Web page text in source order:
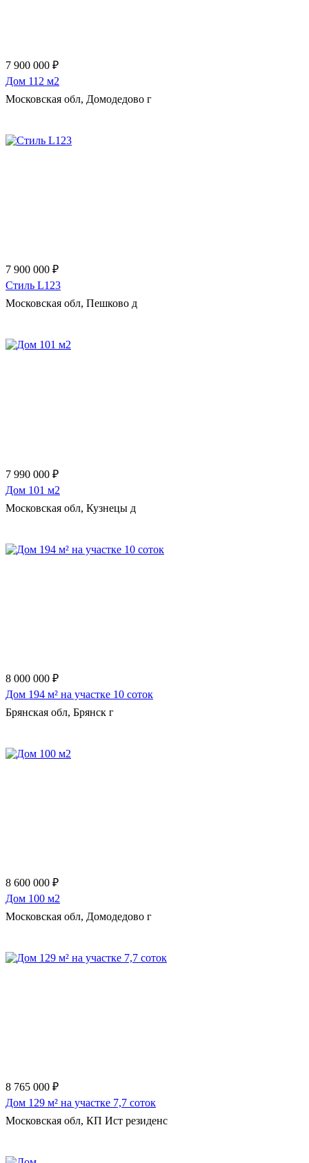
7 900 000 ₽
Дом 112 м2
Московская обл, Домодедово г
7 900 000 ₽
Стиль L123
Московская обл, Пешково д
7 990 000 ₽
Дом 101 м2
Московская обл, Кузнецы д
8 000 000 ₽
Дом 194 м² на участке 10 соток
Брянская обл, Брянск г
8 600 000 ₽
Дом 100 м2
Московская обл, Домодедово г
8 765 000 ₽
Дом 129 м² на участке 7,7 соток
Московская обл, КП Ист резиденс